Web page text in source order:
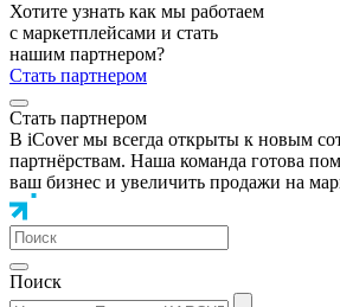
Хотите узнать как мы работаем
с маркетплейсами и стать
нашим партнером?
Стать партнером
Стать партнером
В iCover мы всегда открыты к новым
партнёрствам. Наша команда готова
ваш бизнес и увеличить продажи на
Поиск